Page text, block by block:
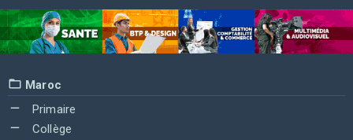
Maroc
Primaire
Collège